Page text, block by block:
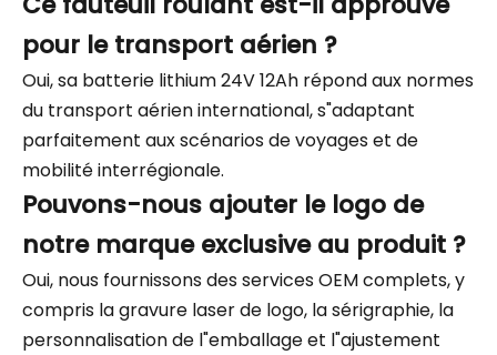
pour le transport aérien ?
Oui, sa batterie lithium 24V 12Ah répond aux normes
du transport aérien international, s"adaptant
parfaitement aux scénarios de voyages et de
mobilité interrégionale.
Pouvons-nous ajouter le logo de
notre marque exclusive au produit ?
Oui, nous fournissons des services OEM complets, y
compris la gravure laser de logo, la sérigraphie, la
personnalisation de l"emballage et l"ajustement